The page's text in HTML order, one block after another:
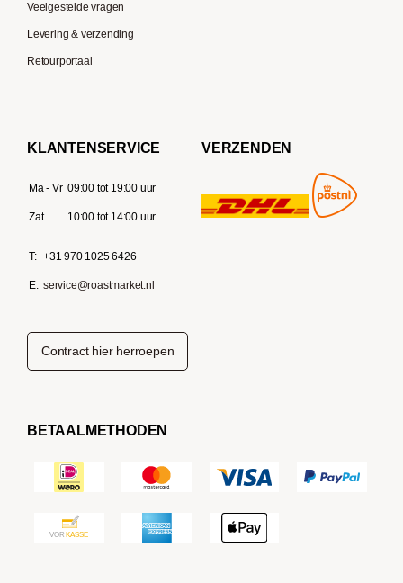
Veelgestelde vragen
Levering & verzending
Retourportaal
KLANTENSERVICE
Ma - Vr 09:00 tot 19:00 uur
Zat 10:00 tot 14:00 uur
T: +31 970 1025 6426
E: service@roastmarket.nl
VERZENDEN
Contract hier herroepen
BETAALMETHODEN